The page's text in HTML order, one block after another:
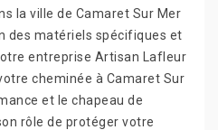
la ville de Camaret Sur Mer
des matériels spécifiques et
entreprise Artisan Lafleur
cheminée à Camaret Sur
et le chapeau de
rôle de protéger votre